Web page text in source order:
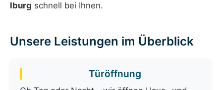
Iburg schnell bei Ihnen.
Unsere Leistungen im Überblick
Türöffnung